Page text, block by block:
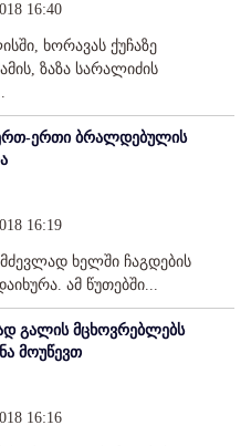
16:40
ხორავას ქუჩაზე
ზაზა სარალიძის
ერთ-ერთი ბრალდებულის
16:19
ხელში ჩაგდების
ამ წუთებში...
გალის მცხოვრებლებს
მოუწევთ
16:16